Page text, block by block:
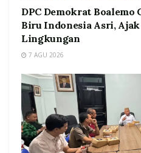
DPC Demokrat
Biru Indonesia Asri,
Lingkungan
7 AGU 2026